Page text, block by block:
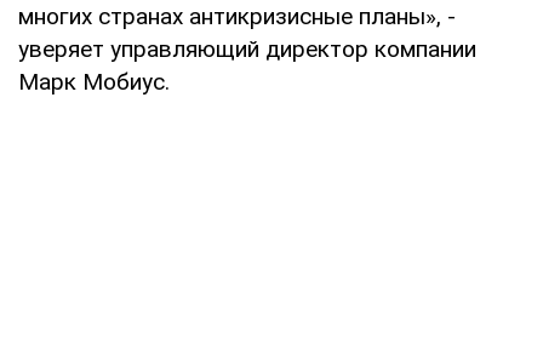
многих странах антикризисные планы», -
уверяет управляющий директор компании
Марк Мобиус.